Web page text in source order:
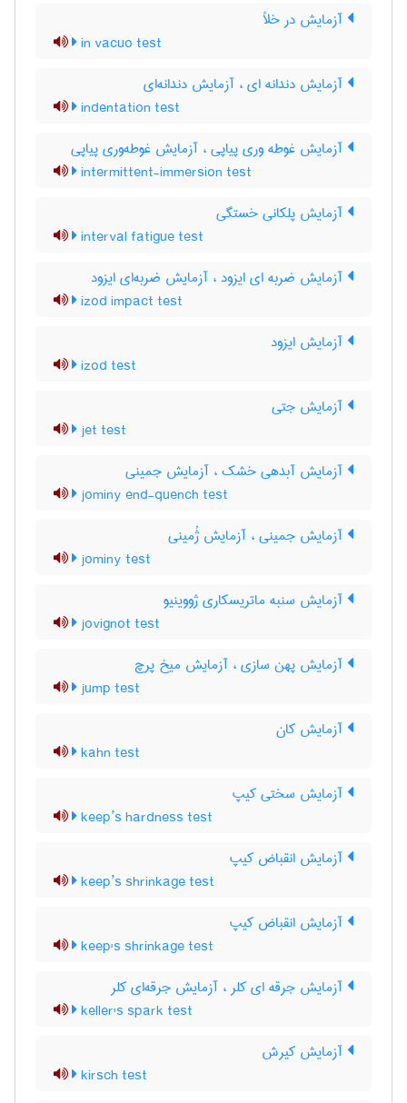
آزمایش در خلأ
in vacuo test
آزمایش دندانه ای ، آزمایش دندانه‌ای
indentation test
آزمایش غوطه وری پیاپی ، آزمایش غوطه‌وری پیاپی
intermittent-immersion test
آزمایش پلکانی خستگی
interval fatigue test
آزمایش ضربه ای ایزود ، آزمایش ضربه‌ای ایزود
izod impact test
آزمایش ایزود
izod test
آزمایش جتی
jet test
آزمایش آبدهی خشک ، آزمایش جمینی
jominy end-quench test
آزمایش جمینی ، آزمایش ژُمینی
jominy test
آزمایش سنبه ماتریسکاری ژووینیو
jovignot test
آزمایش پهن سازی ، آزمایش میخ پرچ
jump test
آزمایش کان
kahn test
آزمایش سختی کیپ
keep’s hardness test
آزمایش انقباض کیپ
keep’s shrinkage test
آزمایش انقباض کیپ
keep's shrinkage test
آزمایش جرقه ای کلر ، آزمایش جرقه‌ای کلر
keller's spark test
آزمایش کیرش
kirsch test